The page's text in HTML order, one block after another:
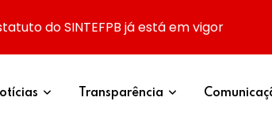
Transparência
do SINTEFPB já está em vigor